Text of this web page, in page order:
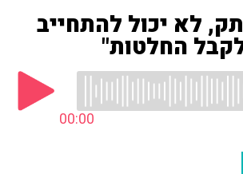
לא יכול להתחייב
החלטות"
00:00